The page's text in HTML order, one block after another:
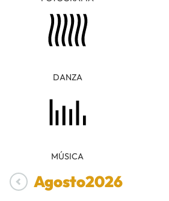
DANZA
MÚSICA
Agosto2026